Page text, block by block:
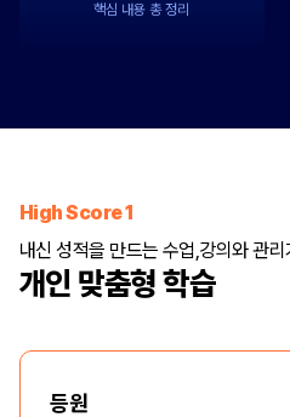
핵심 내용 총 정리
High Score 1
내신 성적을 만드는 수업,강의와 관리
개인 맞춤형 학습
등원